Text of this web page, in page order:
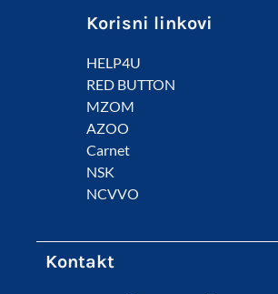
Korisni linkovi
HELP4U
RED BUTTON
MZOM
AZOO
Carnet
NSK
NCVVO
Kontakt